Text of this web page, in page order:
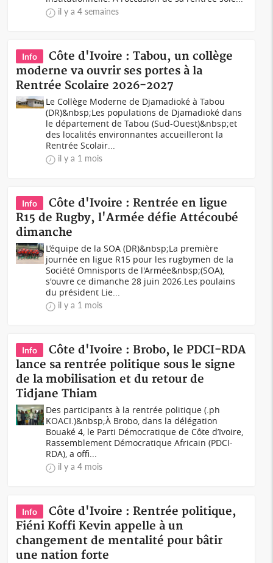
il y a 4 semaines
Info
Côte d'Ivoire : Tabou, un collège
moderne va ouvrir ses portes à la
Rentrée Scolaire 2026-2027
Le Collège Moderne de Djamadioké à Tabou
(DR)&nbsp;Les populations de Djamadioké dans
le département de Tabou (Sud-Ouest)&nbsp;et
des localités environnantes accueilleront la
Rentrée Scolair...
il y a 1 mois
Info
Côte d'Ivoire : Rentrée en ligue
R15 de Rugby, l'Armée défie Attécoubé
dimanche
L’équipe de la SOA (DR)&nbsp;La première
journée en ligue R15 pour les rugbymen de la
Société Omnisports de l'Armée&nbsp;(SOA),
s'ouvre ce dimanche 28 juin 2026.Les poulains
du président Lie...
il y a 1 mois
Info
Côte d'Ivoire : Brobo, le PDCI-RDA
lance sa rentrée politique sous le signe
de la mobilisation et du retour de
Tidjane Thiam
Des participants à la rentrée politique (.ph
KOACI.)&nbsp;À Brobo, dans la délégation
Bouaké 4, le Parti Démocratique de Côte d’Ivoire,
Rassemblement Démocratique Africain (PDCI-
RDA), a offi...
il y a 4 mois
Info
Côte d'Ivoire : Rentrée politique,
Fiéni Koffi Kevin appelle à un
changement de mentalité pour bâtir
une nation forte